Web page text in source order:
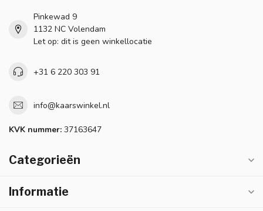
Pinkewad 9
1132 NC Volendam
Let op: dit is geen winkellocatie
+31 6 220 303 91
info@kaarswinkel.nl
KVK nummer: 37163647
Categorieën
Informatie